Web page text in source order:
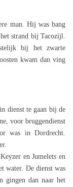
man. Hij was bang
strand bij Tacozijl.
bij het zwarte
kwam dan ving
dienst te gaan bij de
voor bruggendienst
was in Dordrecht.
en Jumelets en
water. De dienst was
gingen dan naar het